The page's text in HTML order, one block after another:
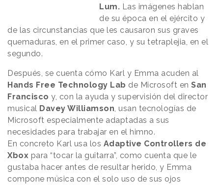
Lum. Las imágenes hablan
de su época en el ejército y
de las circunstancias que les causaron sus graves
quemaduras, en el primer caso, y su tetraplejia, en el
segundo.
Después, se cuenta cómo Karl y Emma acuden al
Hands Free Technology Lab de Microsoft en San
Francisco y, con la ayuda y supervisión del director
musical Davey Williamson, usan tecnologías de
Microsoft especialmente adaptadas a sus
necesidades para trabajar en el himno.
En concreto Karl usa los Adaptive Controllers de
Xbox para “tocar la guitarra”, como cuenta que le
gustaba hacer antes de resultar herido, y Emma
compone música con el solo uso de sus ojos